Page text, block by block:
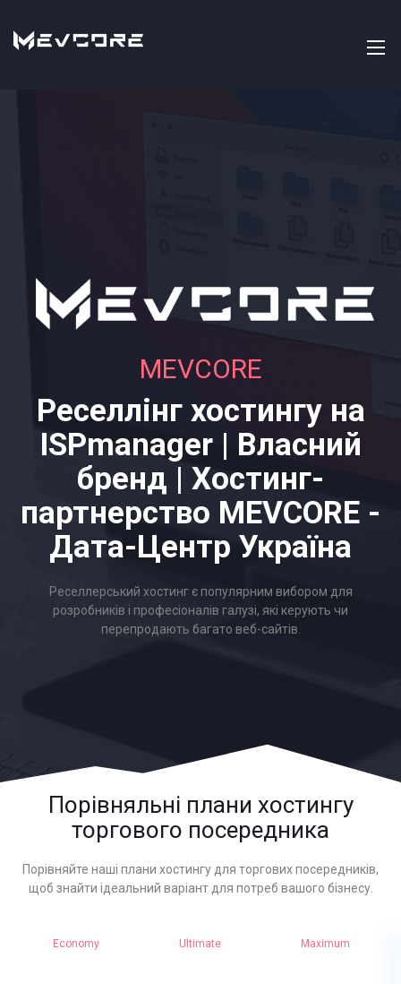
MEVCORE
Реселлінг хостингу на
ISPmanager | Власний
бренд | Хостинг-
партнерство MEVCORE -
Дата-Центр Україна
Реселлерський хостинг є популярним вибором для
розробників і професіоналів галузі, які керують чи
перепродають багато веб-сайтів.
Порівняльні плани хостингу
торгового посередника
Порівняйте наші плани хостингу для торгових посередників,
щоб знайти ідеальний варіант для потреб вашого бізнесу.
Economy Ultimate Maximum